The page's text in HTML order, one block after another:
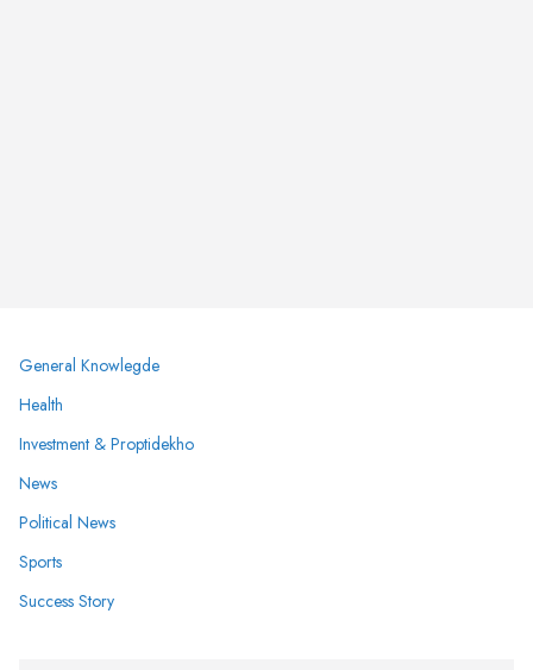
General Knowlegde
Health
Investment & Proptidekho
News
Political News
Sports
Success Story